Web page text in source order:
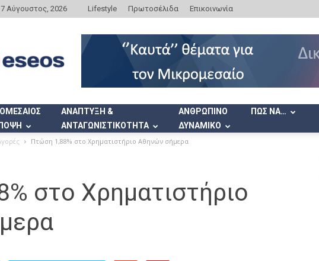
Αύγουστος, 2026 Lifestyle Πρωτοσέλιδα Επικοινωνία
ΑΝΑΠΤΥΞΗ &
ΑΝΤΑΓΩΝΙΣΤΙΚΟΤΗΤΑ
ΑΝΘΡΩΠΙΝΟ
ΔΥΝΑΜΙΚΟ
ΠΩΣ ΝΑ…
Πτώση 1,88% στο Χρηματιστήριο Αθηνών σήμερα
στο Χρηματιστήριο